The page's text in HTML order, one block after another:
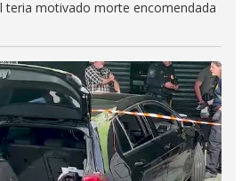
teria motivado morte encomendada